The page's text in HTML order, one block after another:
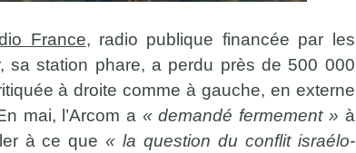
France, radio publique financée par les
sa station phare, a perdu près de 500 000
à droite comme à gauche, en externe
mai, l’Arcom a « demandé fermement » à
à ce que« la question du conflit israélo-